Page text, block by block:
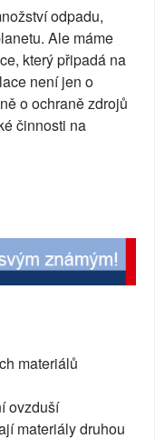
odpadu,
Ale máme
který připadá na
není jen o
o ochraně zdrojů
činnosti na
materiálů
ovzduší
materiály druhou